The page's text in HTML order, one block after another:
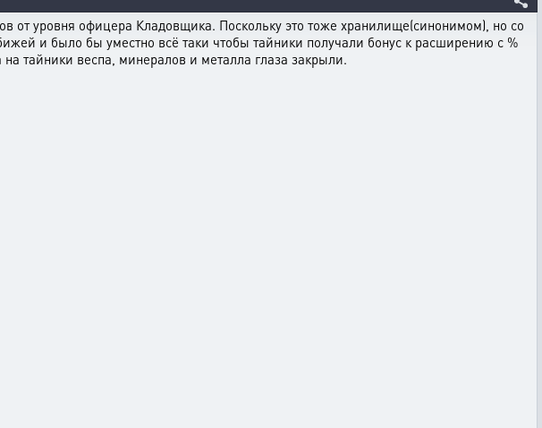
от уровня офицера Кладовщика. Поскольку это тоже хранилище(синонимом), но со
и было бы уместно всё таки чтобы тайники получали бонус к расширению с %
тайники веспа, минералов и металла глаза закрыли.